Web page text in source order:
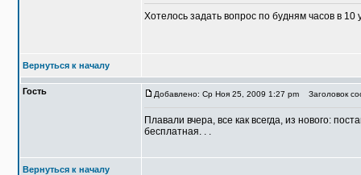
Хотелось задать вопрос по будням часов в
Вернуться к началу
Гость Добавлено: Ср Ноя 25, 2009 1:27 pm Заголовок
Плавали вчера, все как всегда, из нового:
бесплатная. . .
Вернуться к началу